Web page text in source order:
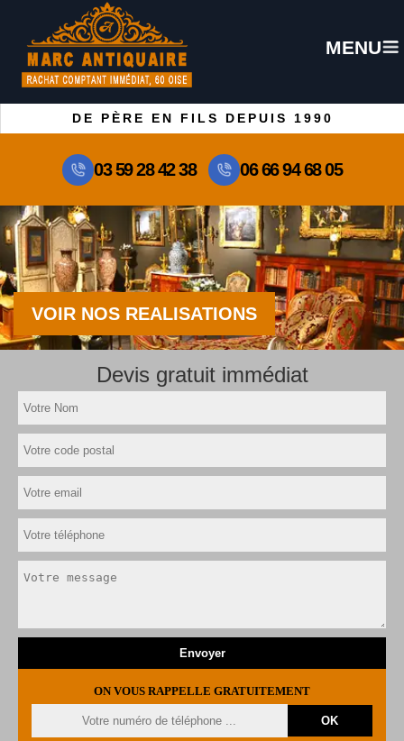
MENU
DE PÈRE EN FILS DEPUIS 1990
03 59 28 42 38 06 66 94 68 05
VOIR NOS REALISATIONS
Devis gratuit immédiat
ON VOUS RAPPELLE GRATUITEMENT